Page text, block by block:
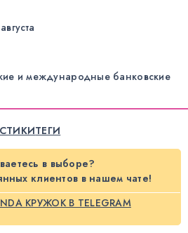
и международные банковские
ТЕГИ
в выборе?
клиентов в нашем чате!
КРУЖОК В TELEGRAM